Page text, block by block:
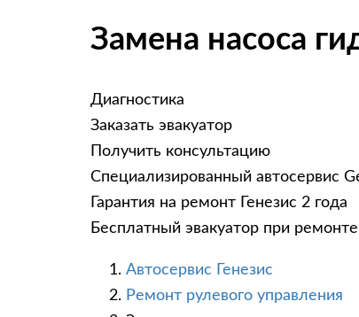
Замена насоса
Диагностика
Заказать эвакуатор
Получить консультацию
Специализированный автосервис
Гарантия на ремонт Генезис 2 года
Бесплатный эвакуатор при
Автосервис Генезис
Ремонт рулевого управления